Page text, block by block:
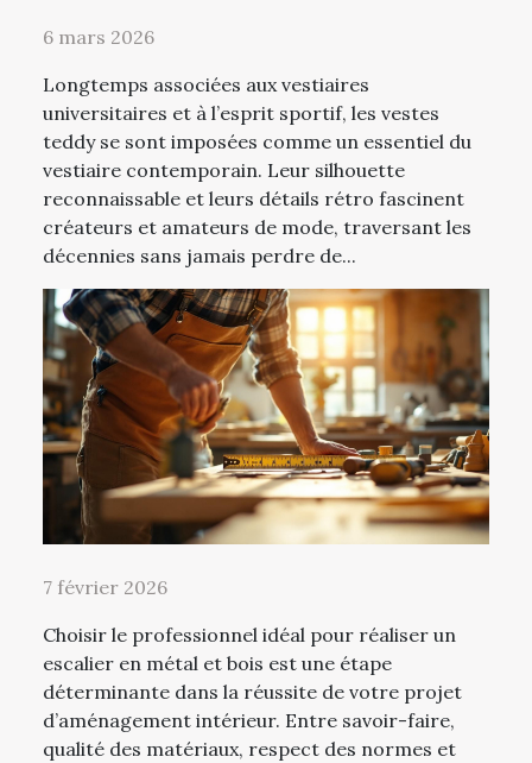
6 mars 2026
Longtemps associées aux vestiaires
universitaires et à l’esprit sportif, les vestes
teddy se sont imposées comme un essentiel du
vestiaire contemporain. Leur silhouette
reconnaissable et leurs détails rétro fascinent
créateurs et amateurs de mode, traversant les
décennies sans jamais perdre de...
7 février 2026
Choisir le professionnel idéal pour réaliser un
escalier en métal et bois est une étape
déterminante dans la réussite de votre projet
d’aménagement intérieur. Entre savoir-faire,
qualité des matériaux, respect des normes et